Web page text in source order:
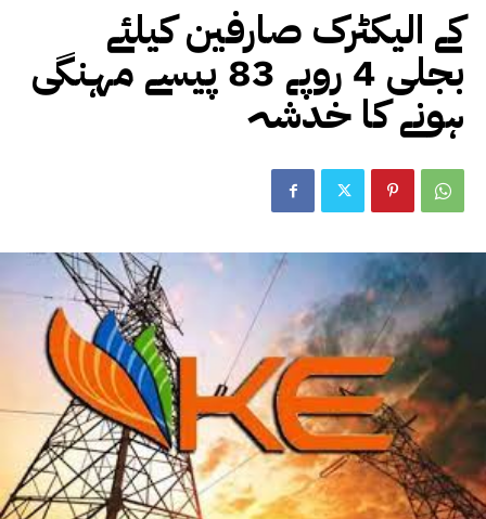
کے الیکٹرک صارفین کیلئے
بجلی 4 روپے 83 پیسے مہنگی
ہونے کا خدشہ